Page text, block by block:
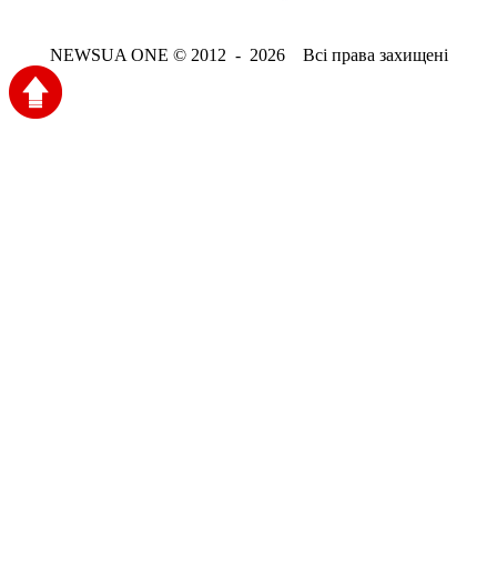
NEWSUA ONE © 2012 - 2026 Всі права захищені